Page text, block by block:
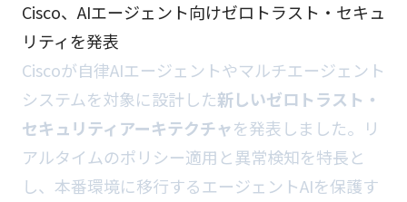
Cisco、AIエージェント向けゼロトラスト・セキュ
リティを発表
Ciscoが自律AIエージェントやマルチエージェント
システムを対象に設計した新しいゼロトラスト・
セキュリティアーキテクチャを発表しました。リ
アルタイムのポリシー適用と異常検知を特長と
し、本番環境に移行するエージェントAIを保護す